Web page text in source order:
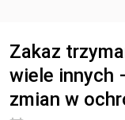
Zakaz
wiele innych
zmian w